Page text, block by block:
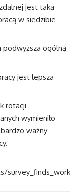
jest taka
w siedzibie
podwyższa ogólną
jest lepsza
rotacji
wymieniło
ważny
survey_finds_work